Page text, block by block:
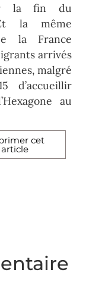
la fin du
la même
la France
arrivés
malgré
d’accueillir
au
cet
article